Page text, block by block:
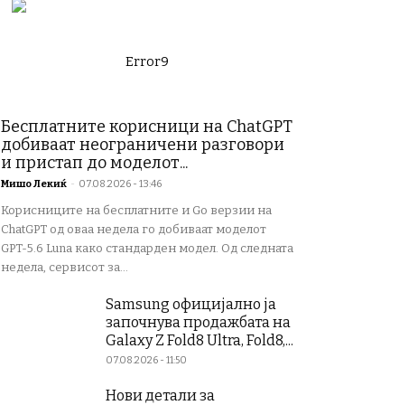
Error9
Бесплатните корисници на ChatGPT
добиваат неограничени разговори
и пристап до моделот...
Мишо Лекиќ - 07.08.2026 - 13:46
Корисниците на бесплатните и Go верзии на
ChatGPT од оваа недела го добиваат моделот
GPT-5.6 Luna како стандарден модел. Од следната
недела, сервисот за...
Samsung официјално ја
започнува продажбата на
Galaxy Z Fold8 Ultra, Fold8,...
07.08.2026 - 11:50
Нови детали за